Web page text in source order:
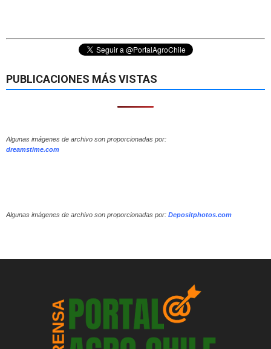
PUBLICACIONES MÁS VISTAS
Algunas imágenes de archivo son proporcionadas por:
dreamstime.com
Algunas imágenes de archivo son proporcionadas por: Depositphotos.com